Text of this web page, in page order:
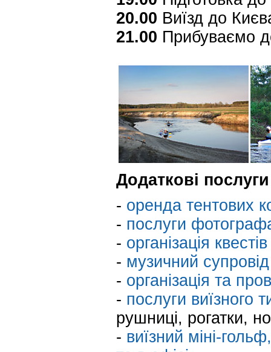
20.00 Виїзд до
21.00 Прибуваємо
Додаткові
- оренда тентових
- послуги
- організація
- музичний супровід
- організація та
- послуги виїзного
рушниці, рогатки,
- виїзний міні-